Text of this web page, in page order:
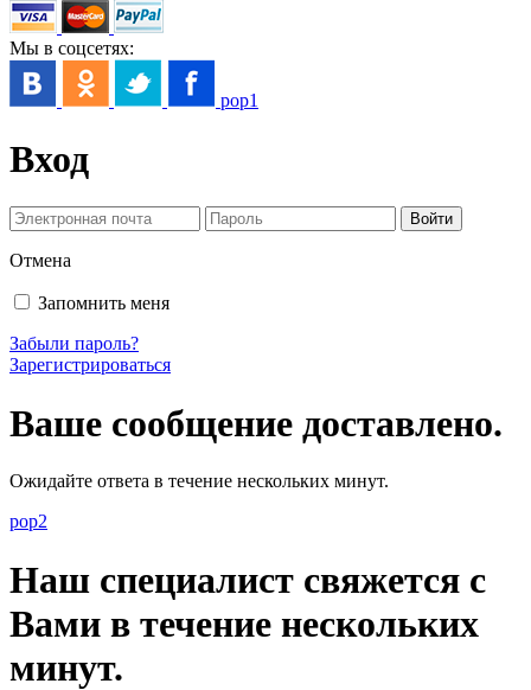
Мы в соцсетях:
pop1
Вход
Отмена
Запомнить меня
Забыли пароль?
Зарегистрироваться
Ваше сообщение доставлено.
Ожидайте ответа в течение нескольких минут.
pop2
Наш специалист свяжется с
Вами в течение нескольких
минут.